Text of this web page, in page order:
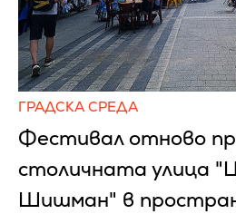
ГРАДСКА СРЕДА
Фестивал отново
столичната улица
Шишман" в